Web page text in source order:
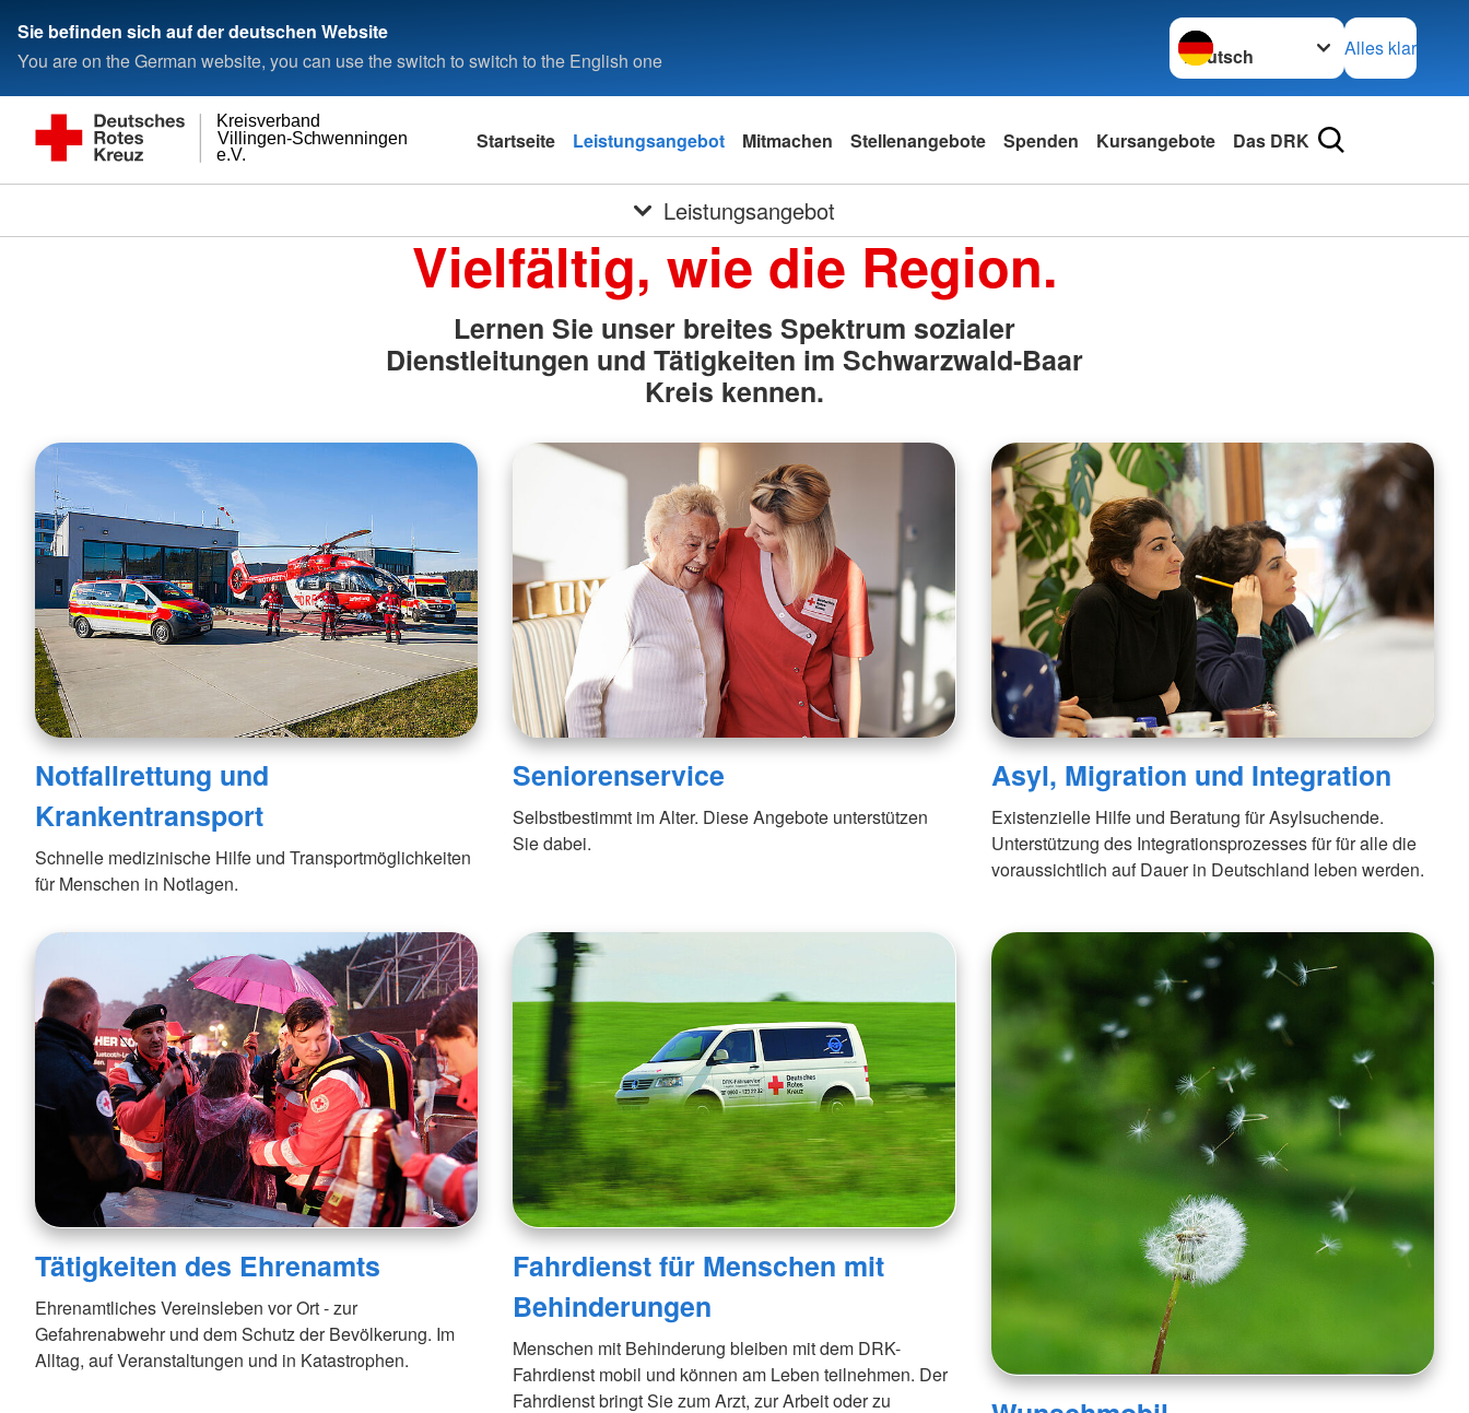
Sie befinden sich auf der deutschen Website
You are on the German website, you can use the switch to switch to the English one
Sprache wechseln zu
Alles klar
e.V.
Villingen-Schwenningen
Kreisverband
Startseite Leistungsangebot Mitmachen Stellenangebote Spenden Kursangebote Das DRK
Leistungsangebot
Vielfältig, wie die Region.
Lernen Sie unser breites Spektrum sozialer
Dienstleitungen und Tätigkeiten im Schwarzwald-Baar
Kreis kennen.
Notfallrettung und
Krankentransport
Schnelle medizinische Hilfe und Transportmöglichkeiten
für Menschen in Notlagen.
Seniorenservice
Selbstbestimmt im Alter. Diese Angebote unterstützen
Sie dabei.
Asyl, Migration und Integration
Existenzielle Hilfe und Beratung für Asylsuchende.
Unterstützung des Integrationsprozesses für für alle die
voraussichtlich auf Dauer in Deutschland leben werden.
Tätigkeiten des Ehrenamts
Ehren­amtliches Vereinsleben vor Ort - zur
Gefahrenabwehr und dem Schutz der Bevölkerung. Im
Alltag, auf Veranstaltungen und in Katastrophen.
Fahrdienst für Menschen mit
Behinderungen
Menschen mit Behinderung bleiben mit dem DRK-
Fahrdienst mobil und können am Leben teilnehmen. Der
Fahrdienst bringt Sie zum Arzt, zur Arbeit oder zu